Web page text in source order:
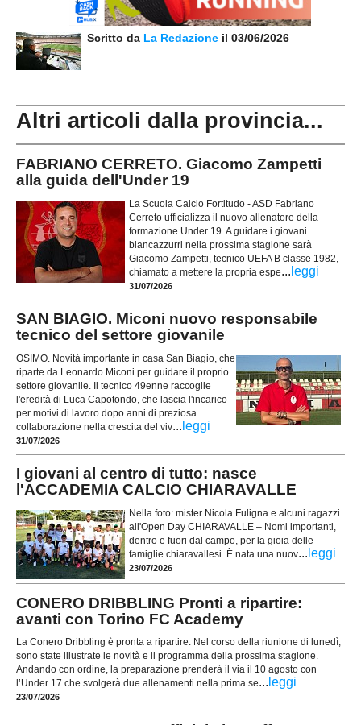
Scritto da La Redazione il 03/06/2026
Altri articoli dalla provincia...
FABRIANO CERRETO. Giacomo Zampetti
alla guida dell'Under 19
La Scuola Calcio Fortitudo - ASD Fabriano
Cerreto ufficializza il nuovo allenatore della
formazione Under 19. A guidare i giovani
biancazzurri nella prossima stagione sarà
Giacomo Zampetti, tecnico UEFA B classe 1982,
chiamato a mettere la propria espe... leggi
31/07/2026
SAN BIAGIO. Miconi nuovo responsabile
tecnico del settore giovanile
OSIMO. Novità importante in casa San Biagio, che
riparte da Leonardo Miconi per guidare il proprio
settore giovanile. Il tecnico 49enne raccoglie
l'eredità di Luca Capotondo, che lascia l'incarico
per motivi di lavoro dopo anni di preziosa
collaborazione nella crescita del viv... leggi
31/07/2026
I giovani al centro di tutto: nasce
l'ACCADEMIA CALCIO CHIARAVALLE
Nella foto: mister Nicola Fuligna e alcuni ragazzi
all'Open Day CHIARAVALLE – Nomi importanti,
dentro e fuori dal campo, per la gioia delle
famiglie chiaravallesi. È nata una nuov... leggi
23/07/2026
CONERO DRIBBLING Pronti a ripartire:
avanti con Torino FC Academy
La Conero Dribbling è pronta a ripartire. Nel corso della riunione di lunedì,
sono state illustrate le novità e il programma della prossima stagione.
Andando con ordine, la preparazione prenderà il via il 10 agosto con
l’Under 17 che svolgerà due allenamenti nella prima se... leggi
23/07/2026